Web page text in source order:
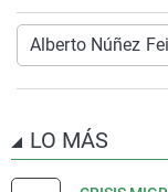
Alberto Núñez
LO MÁS